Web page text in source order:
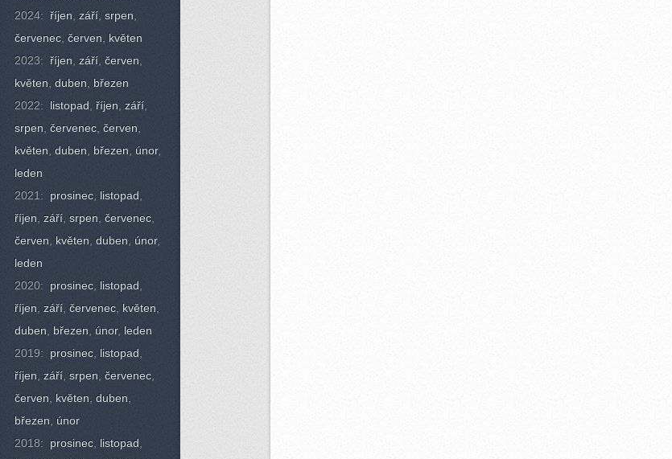
2024:říjen,září,srpen,
červenec,červen, květen
2023:říjen,září,červen,
květen,duben, březen
2022: listopad,říjen,září,
srpen,červenec,červen,
květen,duben, březen,únor,
leden
2021:prosinec, listopad,
říjen,září,srpen,červenec,
červen, květen,duben,únor,
leden
2020:prosinec, listopad,
říjen,září,červenec, květen,
duben, březen,únor, leden
2019:prosinec, listopad,
říjen,září,srpen,červenec,
červen, květen,duben,
březen,únor
2018:prosinec, listopad,